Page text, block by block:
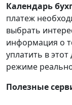
Календарь
платеж
выбрать
информация о
уплатить в
режиме
Полезные